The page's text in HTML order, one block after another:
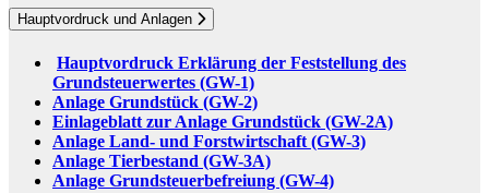
Hauptvordruck und Anlagen
Hauptvordruck Erklärung der Feststellung des
Grundsteuerwertes (GW-1)
Anlage Grundstück (GW-2)
Einlageblatt zur Anlage Grundstück (GW-2A)
Anlage Land- und Forstwirtschaft (GW-3)
Anlage Tierbestand (GW-3A)
Anlage Grundsteuerbefreiung (GW-4)